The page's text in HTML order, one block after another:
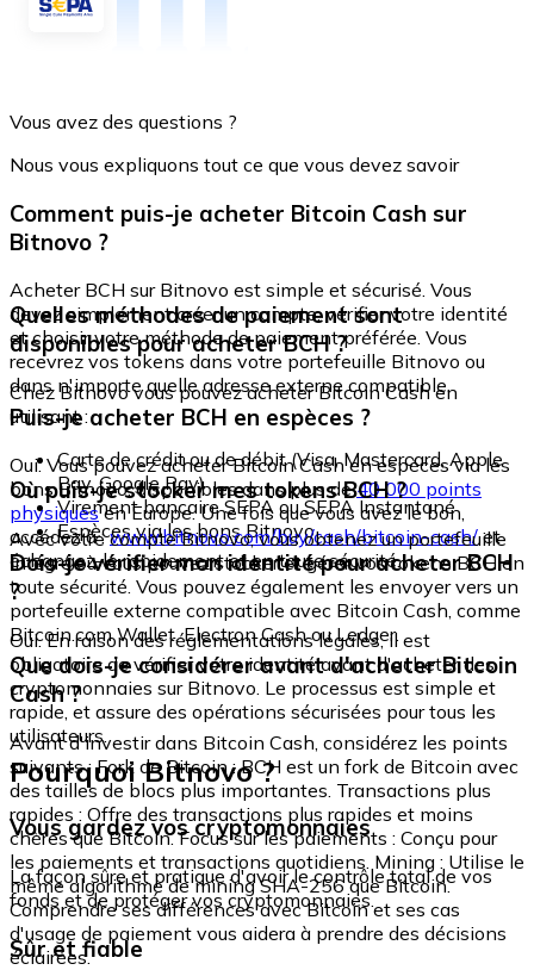
Vous avez des questions ?
Nous vous expliquons tout ce que vous devez savoir
Comment puis-je acheter Bitcoin Cash sur
Bitnovo ?
Acheter BCH sur Bitnovo est simple et sécurisé. Vous
devez simplement créer un compte, vérifier votre identité
et choisir votre méthode de paiement préférée. Vous
recevrez vos tokens dans votre portefeuille Bitnovo ou
dans n'importe quelle adresse externe compatible.
Quelles méthodes de paiement sont
disponibles pour acheter BCH ?
Chez Bitnovo vous pouvez acheter Bitcoin Cash en
utilisant :
Carte de crédit ou de débit (Visa, Mastercard, Apple
Pay, Google Pay)
Virement bancaire SEPA ou SEPA Instantané
Espèces via les bons Bitnovo
Puis-je acheter BCH en espèces ?
Oui. Vous pouvez acheter Bitcoin Cash en espèces via les
bons Bitnovo, disponibles dans plus de40 000 points
physiquesen Europe. Une fois que vous avez le bon,
accédez à :www.bitnovo.com/buy/cash/bitcoin-cash/et
échangez-le rapidement et en toute sécurité.
Où puis-je stocker mes tokens BCH ?
Avec votre compte Bitnovo, vous obtenez un portefeuille
intégré où vous pouvez stocker et gérer vos tokens BCH en
toute sécurité. Vous pouvez également les envoyer vers un
portefeuille externe compatible avec Bitcoin Cash, comme
Bitcoin.com Wallet, Electron Cash ou Ledger.
Dois-je vérifier mon identité pour acheter BCH
?
Oui. En raison des réglementations légales, il est
obligatoire de vérifier votre identité avant d'acheter des
cryptomonnaies sur Bitnovo. Le processus est simple et
rapide, et assure des opérations sécurisées pour tous les
utilisateurs.
Que dois-je considérer avant d'acheter Bitcoin
Cash ?
Avant d'investir dans Bitcoin Cash, considérez les points
suivants : Fork de Bitcoin : BCH est un fork de Bitcoin avec
des tailles de blocs plus importantes. Transactions plus
rapides : Offre des transactions plus rapides et moins
chères que Bitcoin. Focus sur les paiements : Conçu pour
les paiements et transactions quotidiens. Mining : Utilise le
même algorithme de mining SHA-256 que Bitcoin.
Comprendre ses différences avec Bitcoin et ses cas
d'usage de paiement vous aidera à prendre des décisions
éclairées.
Pourquoi Bitnovo ?
Vous gardez vos cryptomonnaies
La façon sûre et pratique d'avoir le contrôle total de vos
fonds et de protéger vos cryptomonnaies.
Sûr et fiable